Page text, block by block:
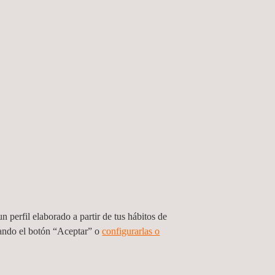
garantizar la seguridad de sus
perfil elaborado a partir de tus hábitos de
el botón “Aceptar” oconfigurarlas o